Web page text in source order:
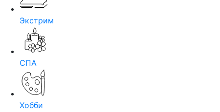
Экстрим
СПА
Хобби